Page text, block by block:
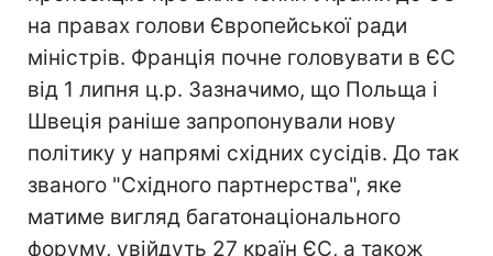
на правах голови Європейської ради
міністрів. Франція почне головувати в ЄС
від 1 липня ц.р. Зазначимо, що Польща і
Швеція раніше запропонували нову
політику у напрямі східних сусідів. До так
званого "Східного партнерства", яке
матиме вигляд багатонаціонального
форуму, увійдуть 27 країн ЄС, а також